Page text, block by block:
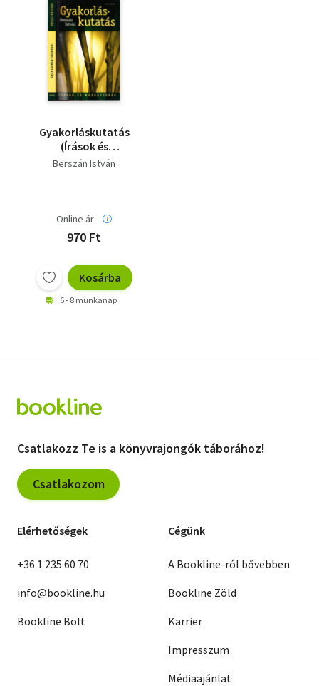
Gyakorláskutatás
(Írások és
mozgásterek)
Berszán István
Online ár:
970 Ft
Kosárba
6 - 8 munkanap
Csatlakozz Te is a könyvrajongók táborához!
Csatlakozom
Elérhetőségek
+36 1 235 60 70
info@bookline.hu
Bookline Bolt
Cégünk
A Bookline-ról bővebben
Bookline Zöld
Karrier
Impresszum
Médiaajánlat